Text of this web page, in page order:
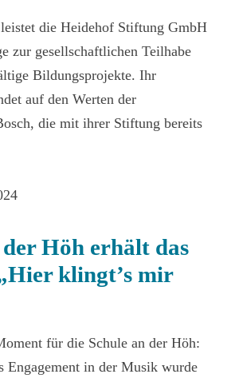
leistet die Heidehof Stiftung GmbH
zur gesellschaftlichen Teilhabe
Bildungsprojekte. Ihr
auf den Werten der
die mit ihrer Stiftung bereits
der Höh erhält das
klingt’s mir
für die Schule an der Höh:
Engagement in der Musik wurde